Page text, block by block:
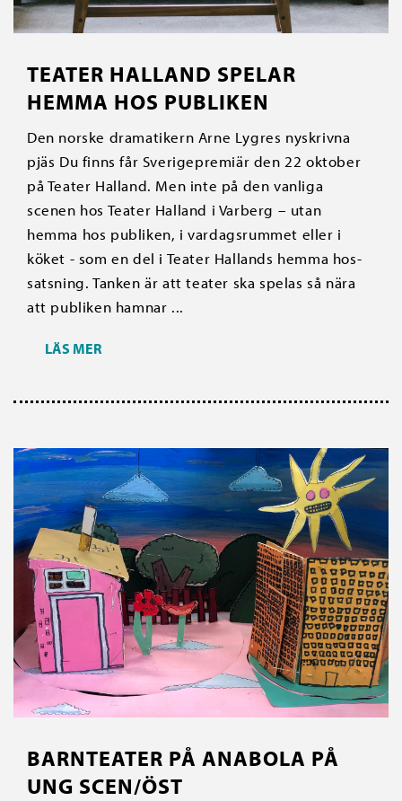
TEATER HALLAND SPELAR
HEMMA HOS PUBLIKEN
Den norske dramatikern Arne Lygres nyskrivna
pjäs Du finns får Sverigepremiär den 22 oktober
på Teater Halland. Men inte på den vanliga
scenen hos Teater Halland i Varberg – utan
hemma hos publiken, i vardagsrummet eller i
köket - som en del i Teater Hallands hemma hos-
satsning. Tanken är att teater ska spelas så nära
att publiken hamnar ...
LÄS MER
BARNTEATER PÅ ANABOLA PÅ
UNG SCEN/ÖST